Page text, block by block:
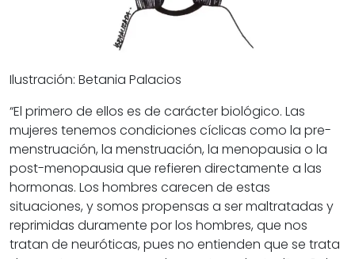
Ilustración: Betania Palacios
“El primero de ellos es de carácter biológico. Las
mujeres tenemos condiciones cíclicas como la pre-
menstruación, la menstruación, la menopausia o la
post-menopausia que refieren directamente a las
hormonas. Los hombres carecen de estas
situaciones, y somos propensas a ser maltratadas y
reprimidas duramente por los hombres, que nos
tratan de neuróticas, pues no entienden que se trata